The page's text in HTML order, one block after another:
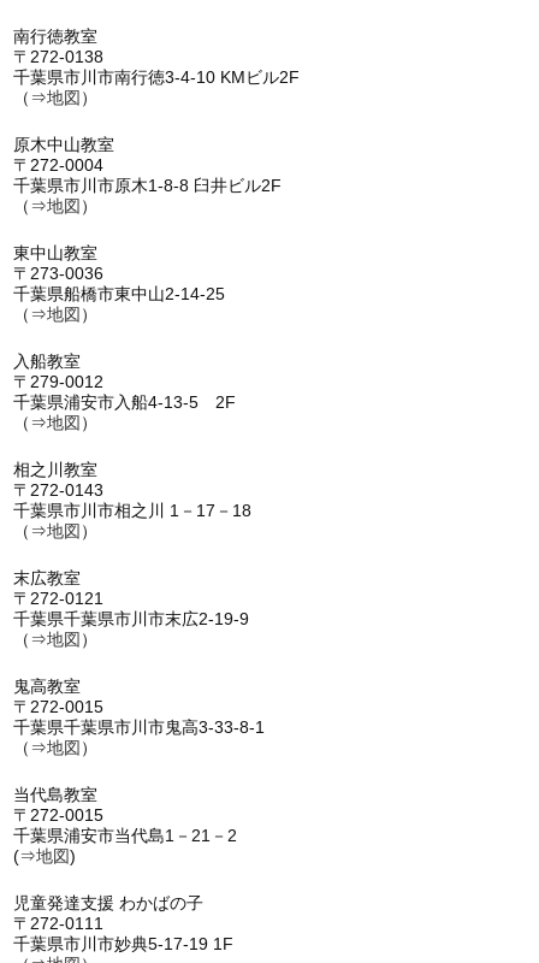
南行徳教室
〒272-0138
千葉県市川市南行徳3-4-10 KMビル2F
（⇒地図 ）
原木中山教室
〒272-0004
千葉県市川市原木1-8-8 臼井ビル2F
（⇒地図 ）
東中山教室
〒273-0036
千葉県船橋市東中山2-14-25
（⇒地図 ）
入船教室
〒279-0012
千葉県浦安市入船4-13-5 2F
（⇒地図 ）
相之川教室
〒272-0143
千葉県市川市相之川 1－17－18
（⇒地図 ）
末広教室
〒272-0121
千葉県千葉県市川市末広2-19-9
（⇒地図 ）
鬼高教室
〒272-0015
千葉県千葉県市川市鬼高3-33-8-1
（⇒地図 ）
当代島教室
〒272-0015
千葉県浦安市当代島1－21－2
(⇒地図)
児童発達支援 わかばの子
〒272-0111
千葉県市川市妙典5-17-19 1F